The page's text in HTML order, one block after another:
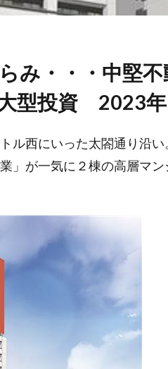
み・・・中堅
型投資 2023年
ル西にいった太閤通り沿
」が一気に２棟の高層マ